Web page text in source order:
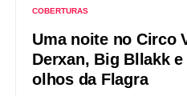
COBERTURAS
Uma noite no Circo
Derxan, Big Bllakk e
olhos da Flagra